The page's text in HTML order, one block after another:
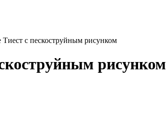
с пескоструйным рисунком
рисунком